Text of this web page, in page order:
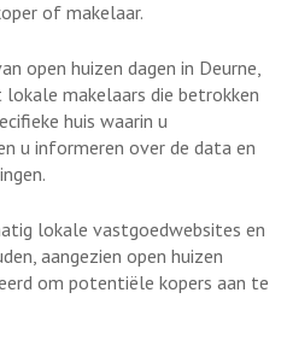
of makelaar.
open huizen dagen in Deurne,
makelaars die betrokken
huis waarin u
u informeren over de data en
lokale vastgoedwebsites en
aangezien open huizen
om potentiële kopers aan te